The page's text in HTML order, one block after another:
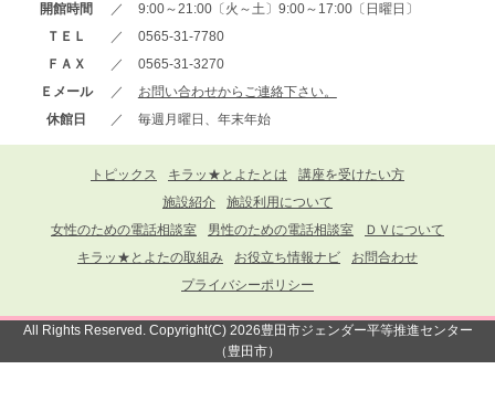
開館時間
／
9:00～21:00〔火～土〕9:00～17:00〔日曜日〕
ＴＥＬ
／
0565-31-7780
ＦＡＸ
／
0565-31-3270
Ｅメール
／
お問い合わせからご連絡下さい。
休館日
／ 毎週月曜日、年末年始
トピックス キラッ★とよたとは
講座を受けたい方
施設紹介
施設利用について
女性のための電話相談室
男性のための電話相談室
ＤＶについて
キラッ★とよたの取組み
お役立ち情報ナビ
お問合わせ
プライバシーポリシー
All Rights Reserved. Copyright(C) 2026豊田市ジェンダー平等推進センター
（豊田市）